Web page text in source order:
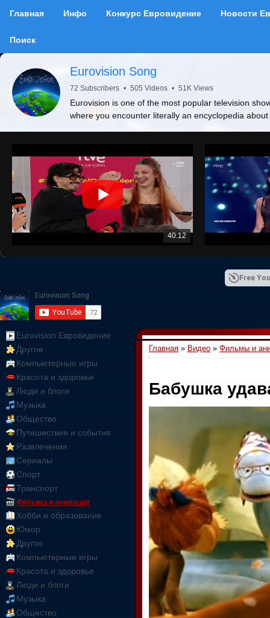
Главная Инфо Конкурс Евровидение Новости
Поиск
Eurovision Song
72 Subscribers • 505 Videos • 51K Views
Eurovision is one of the most popular television
where you encounter literally an encyclopedia
40:12
Free
Eurovision Евровидение
Другое
Компьютерные игры
Красота и здоровье
Люди и блоги
Музыка
Общество
Путешествия и события
Развлечения
Сериалы
Спорт
Транспорт
Фильмы и анимация
Хобби и образование
Юмор
Другое
Компьютерные игры
Красота и здоровье
Люди и блоги
Музыка
Общество
Главная » Видео » Фильмы и
Бабушка